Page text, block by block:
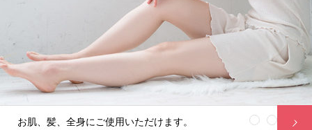
お肌、髪、全身にご使用いただけます。